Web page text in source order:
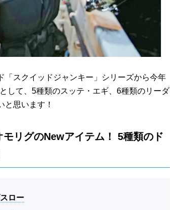
「スクイッドジャンキー」シリーズから今年
して、5種類のスッテ・エギ、6種類のリーダ
と思います！
リグのNewアイテム！ 5種類のド
ロー